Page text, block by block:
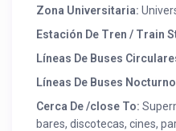
Zona Universitaria:
Estación De Tren / Train
Líneas De Buses
Líneas De Buses
Cerca De /close To:
bares, discotecas, cines,